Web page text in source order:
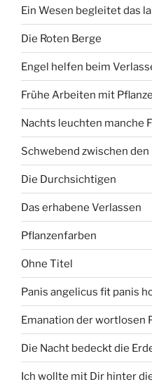
Ein Wesen begleitet das
Die Roten Berge
Engel helfen beim
Frühe Arbeiten mit
Nachts leuchten manche
Schwebend zwischen den
Die Durchsichtigen
Das erhabene Verlassen
Pflanzenfarben
Ohne Titel
Panis angelicus fit panis
Emanation der wortlosen
Die Nacht bedeckt die
Ich wollte mit Dir hinter